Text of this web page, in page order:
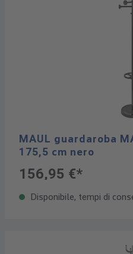
MAUL guardaroba
175,5 cm nero
156,95 €*
Disponibile, tempi di